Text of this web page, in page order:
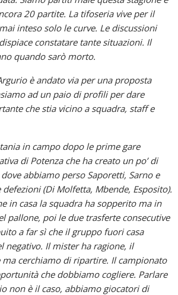
20 partite. La tifoseria vive per il
inteso solo le curve. Le discussioni
constatare tante situazioni. Il
quando sarò morto.
è andato via per una proposta
ad un paio di profili per dare
che stia vicino a squadra, staff e
in campo dopo le prime gare
di Potenza che ha creato un po’ di
abbiamo perso Saporetti, Sarno e
defezioni (Di Molfetta, Mbende, Esposito).
in casa la squadra ha sopperito ma in
pallone, poi le due trasferte consecutive
a far sì che il gruppo fuori casa
negativo. Il mister ha ragione, il
cerchiamo di ripartire. Il campionato
che dobbiamo cogliere. Parlare
non è il caso, abbiamo giocatori di